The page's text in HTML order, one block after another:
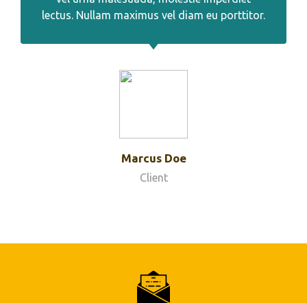
lectus. Nullam maximus vel diam eu porttitor.
Marcus Doe
Client